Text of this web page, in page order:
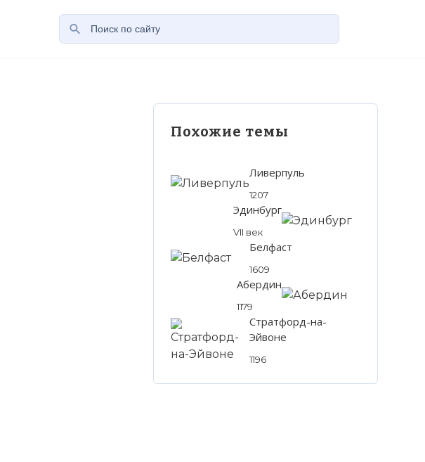
Похожие темы
Ливерпуль
1207
Эдинбург
VII век
Белфаст
1609
Абердин
1179
Стратфорд-на-
Эйвоне
1196